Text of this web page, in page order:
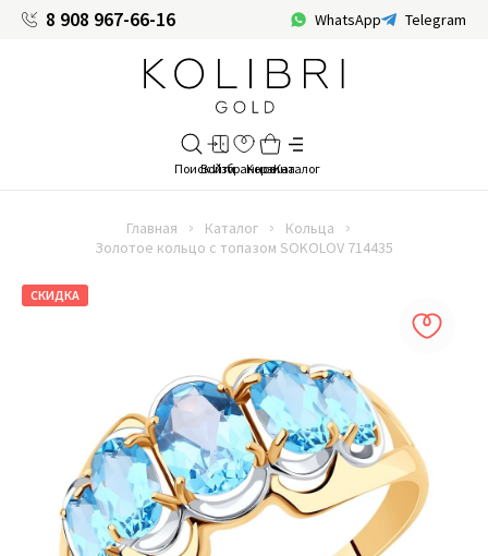
8 908 967-66-16 WhatsApp Telegram
Главная Каталог
Кольца
Золотое кольцо с топазом SOKOLOV 714435
СКИДКА